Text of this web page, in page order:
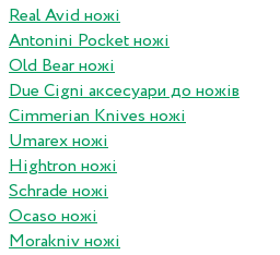
Real Avid ножі
Antonini Pocket ножі
Old Bear ножі
Due Cigni аксесуари до ножів
Cimmerian Knives ножі
Umarex ножі
Hightron ножі
Schrade ножі
Ocaso ножі
Morakniv ножі